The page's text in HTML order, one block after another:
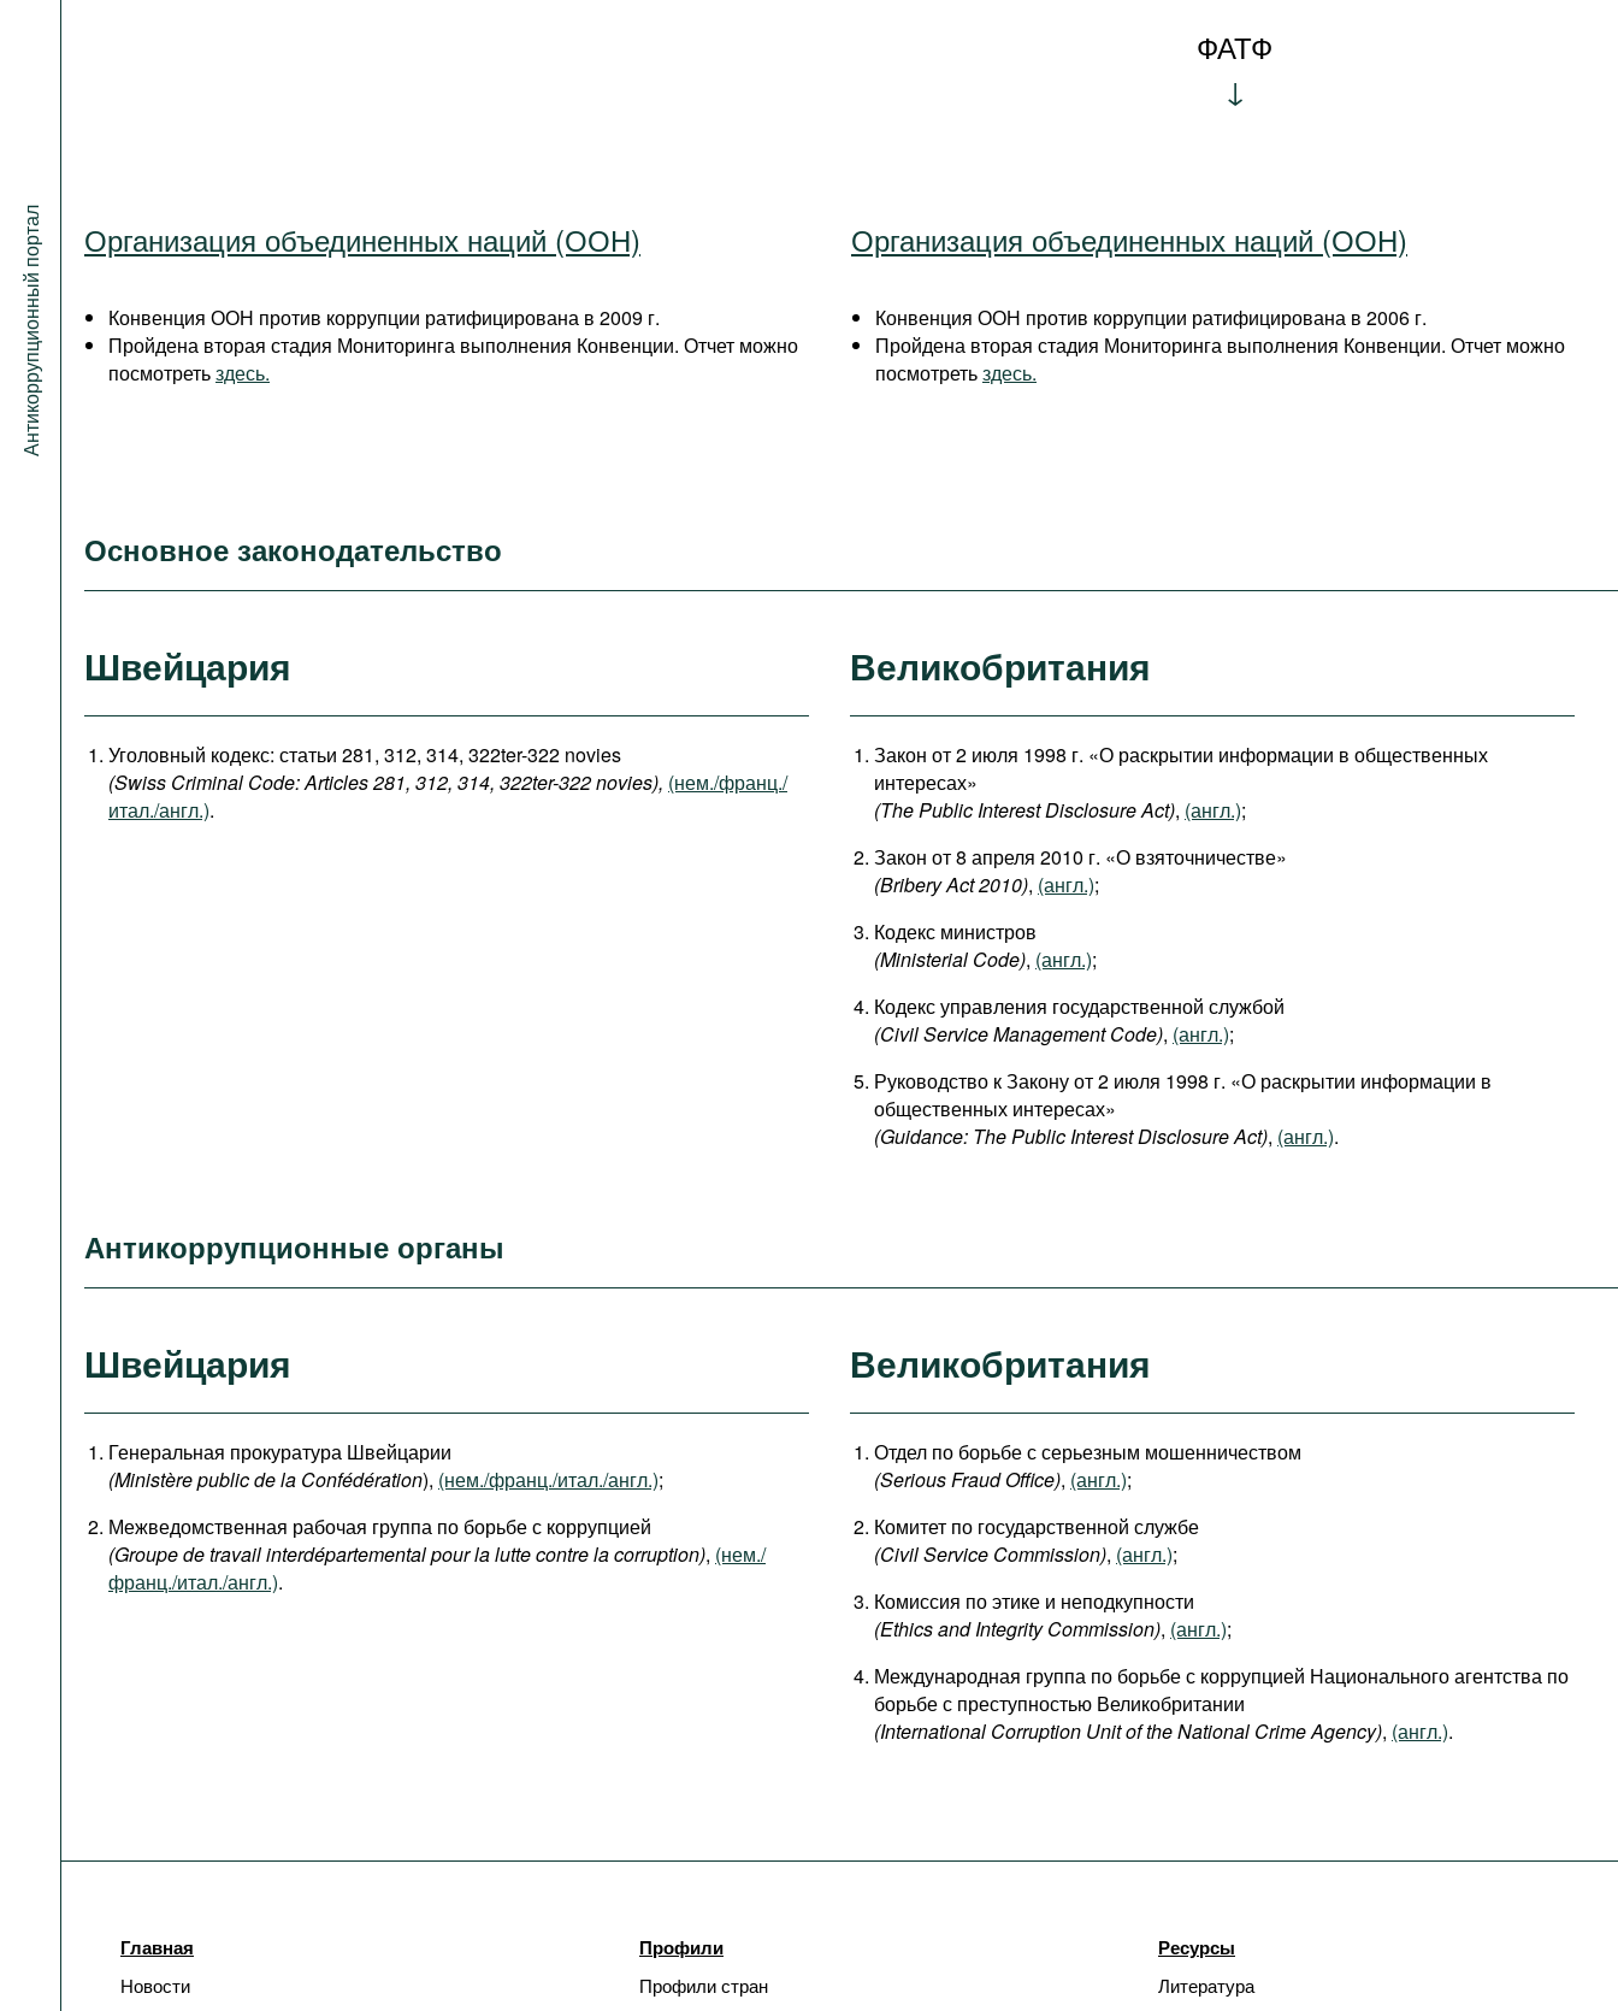
Антикоррупционный портал
ФАТФ
Организация объединенных наций (ООН)
Конвенция ООН против коррупции ратифицирована в 2009 г.
Пройдена вторая стадия Мониторинга выполнения Конвенции. Отчет можно
посмотретьздесь.
Организация объединенных наций (ООН)
Конвенция ООН против коррупции ратифицирована в 2006 г.
Пройдена вторая стадия Мониторинга выполнения Конвенции. Отчет можно
посмотретьздесь.
Основное законодательство
Швейцария
Уголовный кодекс: статьи 281, 312, 314, 322ter-322 novies
(Swiss Criminal Code: Articles 281, 312, 314, 322ter-322 novies), (нем./франц./
итал./англ.).
Великобритания
Закон от 2 июля 1998 г. «О раскрытии информации в общественных
интересах»
(The Public Interest Disclosure Act), (англ.);
Закон от 8 апреля 2010 г. «О взяточничестве»
(Bribery Act 2010), (англ.);
Кодекс министров
(Ministerial Code), (англ.);
Кодекс управления государственной службой
(Civil Service Management Code), (англ.);
Руководство к Закону от 2 июля 1998 г. «О раскрытии информации в
общественных интересах»
(Guidance: The Public Interest Disclosure Act), (англ.).
Антикоррупционные органы
Швейцария
Генеральная прокуратура Швейцарии
(Ministère public de la Confédération), (нем./франц./итал./англ.);
Межведомственная рабочая группа по борьбе с коррупцией
(Groupe de travail interdépartemental pour la lutte contre la corruption), (нем./
франц./итал./англ.).
Великобритания
Отдел по борьбе с серьезным мошенничеством
(Serious Fraud Office), (англ.);
Комитет по государственной службе
(Civil Service Commission), (англ.);
Комиссия по этике и неподкупности
(Ethics and Integrity Commission), (англ.);
Международная группа по борьбе с коррупцией Национального агентства по
борьбе с преступностью Великобритании
(International Corruption Unit of the National Crime Agency), (англ.).
Главная
Новости
Профили
Профили стран
Ресурсы
Литература